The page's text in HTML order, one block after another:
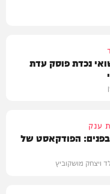
נכדת פוסק עדת
ענק
לכלא 10 מבפנים: הפודקאסט של
ויצחק מושקוביץ